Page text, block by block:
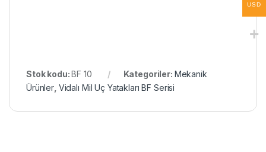
Stok kodu:BF 10 Kategoriler: Mekanik
Ürünler Vidalı Mil Uç Yatakları BF Serisi
USD